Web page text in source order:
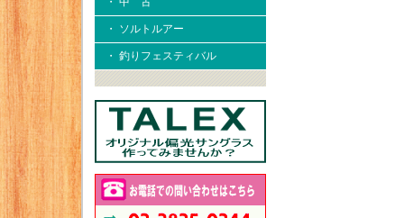
・ ソルトルアー
・ 釣りフェスティバル